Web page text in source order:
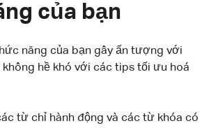
của bạn
năng của bạn gây ấn tượng với
không hề khó với các tips tối ưu hoá
từ chỉ hành động và các từ khóa có